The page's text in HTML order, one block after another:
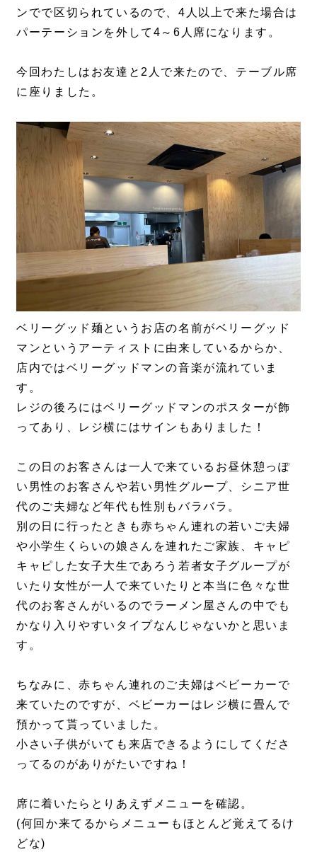
ンでで区切られているので、4人以上で来た場合は
パーテーションを外して4～6人席になります。
今回わたしはお友達と2人で来たので、テーブル席
に座りました。
ベリーグッド麺というお店の名前がベリーグッド
マンというアーティストに由来しているからか、
店内ではベリーグッドマンの音楽が流れていま
す。
レジの後ろにはベリーグッドマンのポスターが飾
ってあり、レジ横にはサインもありました！
この日のお客さんは一人で来ているお昼休憩っぽ
い男性のお客さんや若い男性グループ、シニア世
代のご夫婦など年代も性別もバラバラ。
別の日に行ったときも赤ちゃん連れの若いご夫婦
や小学生くらいの娘さんを連れたご家族、キャピ
キャピした女子大生であろう若者女子グループが
いたり女性が一人で来ていたりと本当に色々な世
代のお客さんがいるのでラーメン屋さんの中でも
かなり入りやすいタイプなんじゃないかと思いま
す。
ちなみに、赤ちゃん連れのご夫婦はベビーカーで
来ていたのですが、ベビーカーはレジ横に畳んで
預かって貰っていました。
小さい子供がいても来店できるようにしてくださ
ってるのがありがたいですね！
席に着いたらとりあえずメニューを確認。
(何回か来てるからメニューもほとんど覚えてるけ
どな)